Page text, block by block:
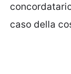
caso della